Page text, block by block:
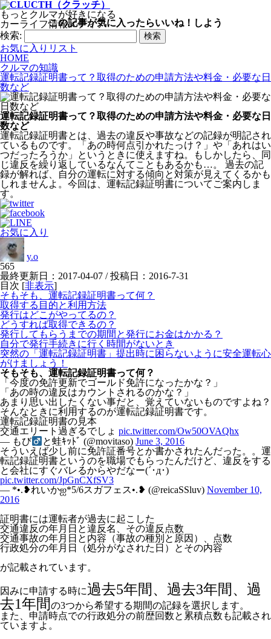
もっとクルマが好きになる
カーライフ情報メディア
検索:
お気に入りリスト
HOME
クルマの知識
運転記録証明書って？取得のための申請方法や料金・必要な日
数など
運転記録証明書って？取得のための申請方法や料金・必要な日
数など
運転記録証明書とは、過去の違反や事故などの記録が明記され
ているものです。「あの時何点引かれたっけ？」や「あれはい
つだったろうか」というときに使えますね。もしかしたら、同
じ違反を繰り返しているなんてこともあるかも…。 過去の記
録が解れば、自分の運転に対する傾向と対策が見えてくるかも
しれませんよ。今回は、運転記録証明書についてご案内しま
す。
お気に入り
y.o
565
最終更新日：2017-04-07 / 投稿日： 2016-7-31
目次 [非表示]
そもそも、運転記録証明書って何？
取得する目的と利用方法
発行はどこがやってるの？
どうすれば取得できるの？
発行してもらうまでの期間と発行にお金はかかる？
自分で発行手続きに行く時間がないとき
突然の「運転記録証明書」提出時に困らないように安全運転心
がけましょう！
そもそも、運転記録証明書って何？
「今度の免許更新でゴールド免許になったかな？」
「あの時の違反はカウントされるのかな？」
あまり思い出したくない事だと、覚えていないものですよね？
そんなときに利用するのが運転記録証明書です。
運転記録証明書の見本
交通エリート過ぎるでしょ pic.twitter.com/Ow50OVAQhx
— もび
と蛙ｷｯﾄﾞ (@movitaso)June 3, 2016
そういえば少し前に免許証番号とか書かされたんだった。。運
転記録証明書というのを職場でもらったんだけど、違反をする
と会社にすぐバレるからやだなー(´･д･)
pic.twitter.com/JpGnCXfSV3
— *•.❥れいかஐ*5/6スガフェス•.❥ (@reicaSSluv) November 10,
2016
証明書には運転者が過去に起こした
交通違反の年月日と違反名、その違反点数
交通事故の年月日と内容（事故の種別と原因）、点数
行政処分の年月日（処分がなされた日）とその内容
が記載されています。
因みに申請する時に過去5年間、過去3年間、過
去1年間の3つから希望する期間の記録を選択します。
また、申請時点での行政処分の前歴回数と累積点数も記載され
ていますよ。
この記事が気に入ったらいいね！しよう